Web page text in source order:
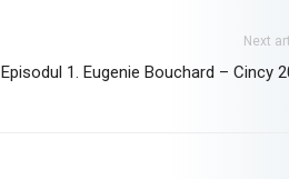
Next
Episodul 1. Eugenie Bouchard – Cincy